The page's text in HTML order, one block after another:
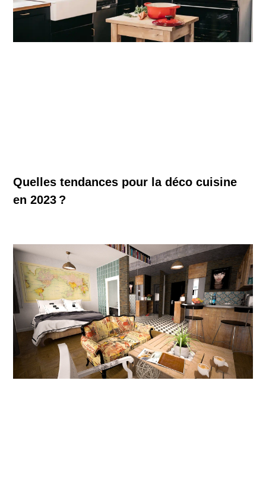
Quelles tendances pour la déco cuisine
en 2023 ?